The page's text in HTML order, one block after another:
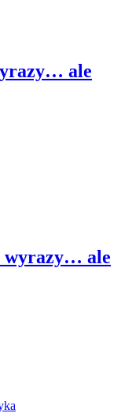
ale
wyrazy… ale